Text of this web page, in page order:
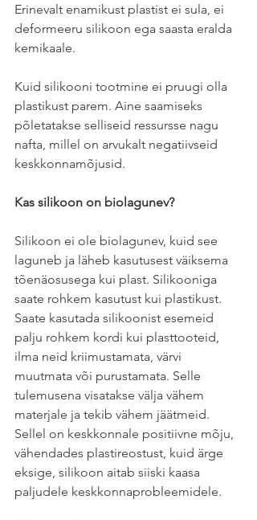
Erinevalt enamikust plastist ei sula, ei
deformeeru silikoon ega saasta eralda
kemikaale.
Kuid silikooni tootmine ei pruugi olla
plastikust parem. Aine saamiseks
põletatakse selliseid ressursse nagu
nafta, millel on arvukalt negatiivseid
keskkonnamõjusid.
Kas silikoon on biolagunev?
Silikoon ei ole biolagunev, kuid see
laguneb ja läheb kasutusest väiksema
tõenäosusega kui plast. Silikooniga
saate rohkem kasutust kui plastikust.
Saate kasutada silikoonist esemeid
palju rohkem kordi kui plasttooteid,
ilma neid kriimustamata, värvi
muutmata või purustamata. Selle
tulemusena visatakse välja vähem
materjale ja tekib vähem jäätmeid.
Sellel on keskkonnale positiivne mõju,
vähendades plastireostust, kuid ärge
eksige, silikoon aitab siiski kaasa
paljudele keskkonnaprobleemidele.